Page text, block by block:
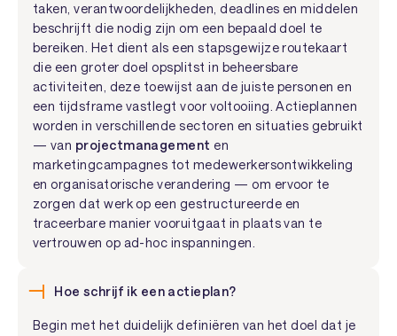
taken, verantwoordelijkheden, deadlines en middelen
beschrijft die nodig zijn om een bepaald doel te
bereiken. Het dient als een stapsgewijze routekaart
die een groter doel opsplitst in beheersbare
activiteiten, deze toewijst aan de juiste personen en
een tijdsframe vastlegt voor voltooiing. Actieplannen
worden in verschillende sectoren en situaties gebruikt
— van projectmanagement en
marketingcampagnes tot medewerkersontwikkeling
en organisatorische verandering — om ervoor te
zorgen dat werk op een gestructureerde en
traceerbare manier vooruitgaat in plaats van te
vertrouwen op ad-hoc inspanningen.
Hoe schrijf ik een actieplan?
Begin met het duidelijk definiëren van het doel dat je